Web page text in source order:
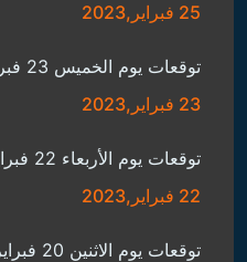
25 فبراير,2023
توقعات يوم الخميس 23 فبراير
23 فبراير,2023
توقعات يوم الأربعاء 22 فبراير
22 فبراير,2023
توقعات يوم الاثنين 20 فبراير